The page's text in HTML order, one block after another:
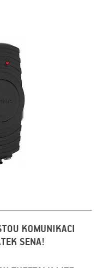
KOMUNIKACI
SENA!